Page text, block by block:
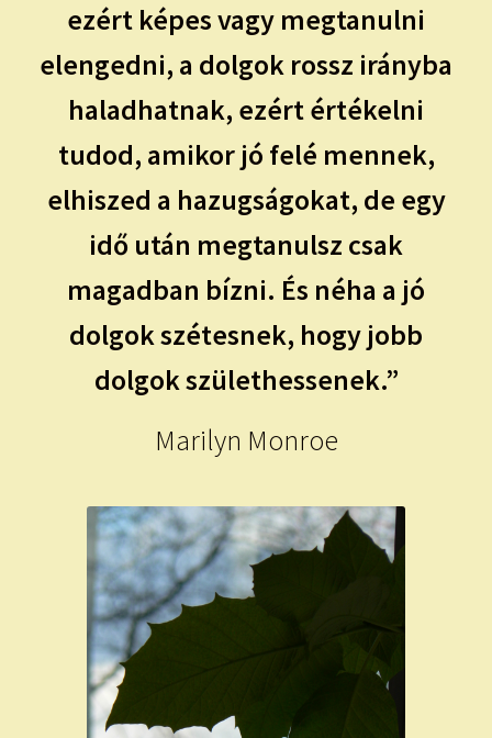
TAROT ELEMZÉS MEGRENDELÉSE LIMITÁLT!
AJÁNDÉKOKKAL!
ezért képes vagy megtanulni
elengedni, a dolgok rossz irányba
haladhatnak, ezért értékelni
tudod, amikor jó felé mennek,
elhiszed a hazugságokat, de egy
idő után megtanulsz csak
magadban bízni. És néha a jó
dolgok szétesnek, hogy jobb
dolgok születhessenek.”
Marilyn Monroe